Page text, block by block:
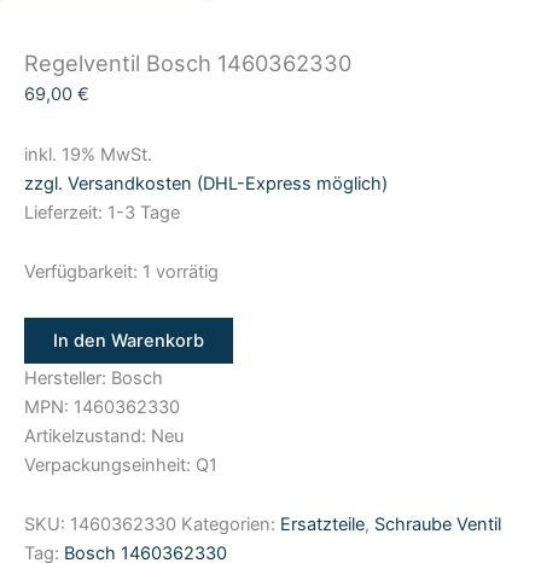
Regelventil Bosch 1460362330
69,00 €
inkl. 19% MwSt.
zzgl. Versandkosten (DHL-Express möglich)
Lieferzeit: 1-3 Tage
Verfügbarkeit: 1 vorrätig
In den Warenkorb
Hersteller: Bosch
MPN: 1460362330
Artikelzustand: Neu
Verpackungseinheit: Q1
SKU: 1460362330 Kategorien: Ersatzteile, Schraube Ventil
Tag: Bosch 1460362330